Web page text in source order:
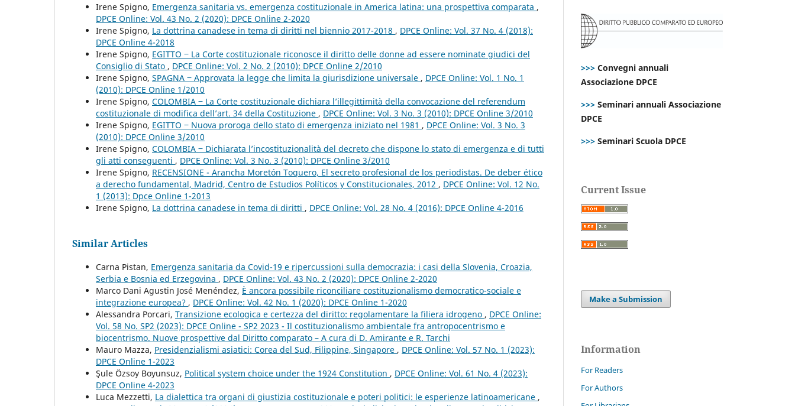
Irene Spigno, Emergenza sanitaria vs. emergenza costituzionale in America latina: una prospettiva comparata ,
DPCE Online: Vol. 43 No. 2 (2020): DPCE Online 2-2020
Irene Spigno, La dottrina canadese in tema di diritti nel biennio 2017-2018 , DPCE Online: Vol. 37 No. 4 (2018):
DPCE Online 4-2018
Irene Spigno, EGITTO ‒ La Corte costituzionale riconosce il diritto delle donne ad essere nominate giudici del
Consiglio di Stato , DPCE Online: Vol. 2 No. 2 (2010): DPCE Online 2/2010
Irene Spigno, SPAGNA ‒ Approvata la legge che limita la giurisdizione universale , DPCE Online: Vol. 1 No. 1
(2010): DPCE Online 1/2010
Irene Spigno, COLOMBIA ‒ La Corte costituzionale dichiara l’illegittimità della convocazione del referendum
costituzionale di modifica dell’art. 34 della Costituzione , DPCE Online: Vol. 3 No. 3 (2010): DPCE Online 3/2010
Irene Spigno, EGITTO ‒ Nuova proroga dello stato di emergenza iniziato nel 1981 , DPCE Online: Vol. 3 No. 3
(2010): DPCE Online 3/2010
Irene Spigno, COLOMBIA ‒ Dichiarata l’incostituzionalità del decreto che dispone lo stato di emergenza e di tutti
gli atti conseguenti , DPCE Online: Vol. 3 No. 3 (2010): DPCE Online 3/2010
Irene Spigno, RECENSIONE - Arancha Moretón Toquero, El secreto profesional de los periodistas. De deber ético
a derecho fundamental, Madrid, Centro de Estudios Políticos y Constitucionales, 2012 , DPCE Online: Vol. 12 No.
1 (2013): Dpce Online 1-2013
Irene Spigno, La dottrina canadese in tema di diritti , DPCE Online: Vol. 28 No. 4 (2016): DPCE Online 4-2016
Similar Articles
Carna Pistan, Emergenza sanitaria da Covid-19 e ripercussioni sulla democrazia: i casi della Slovenia, Croazia,
Serbia e Bosnia ed Erzegovina , DPCE Online: Vol. 43 No. 2 (2020): DPCE Online 2-2020
Marco Dani Agustin José Menéndez, È ancora possibile riconciliare costituzionalismo democratico-sociale e
integrazione europea? , DPCE Online: Vol. 42 No. 1 (2020): DPCE Online 1-2020
Alessandra Porcari, Transizione ecologica e certezza del diritto: regolamentare la filiera idrogeno , DPCE Online:
Vol. 58 No. SP2 (2023): DPCE Online - SP2 2023 - Il costituzionalismo ambientale fra antropocentrismo e
biocentrismo. Nuove prospettive dal Diritto comparato – A cura di D. Amirante e R. Tarchi
Mauro Mazza, Presidenzialismi asiatici: Corea del Sud, Filippine, Singapore , DPCE Online: Vol. 57 No. 1 (2023):
DPCE Online 1-2023
Şule Özsoy Boyunsuz, Political system choice under the 1924 Constitution , DPCE Online: Vol. 61 No. 4 (2023):
DPCE Online 4-2023
Luca Mezzetti, La dialettica tra organi di giustizia costituzionale e poteri politici: le esperienze latinoamericane ,
>>> Convegni annuali
Associazione DPCE
>>> Seminari annuali Associazione
DPCE
>>> Seminari Scuola DPCE
Current Issue
Make a Submission
Information
For Readers
For Authors